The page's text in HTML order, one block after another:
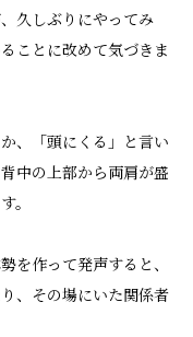
久しぶりにやってみ
ことに改めて気づきま
、「頭にくる」と言い
中の上部から両肩が盛
。
を作って発声すると、
、その場にいた関係者